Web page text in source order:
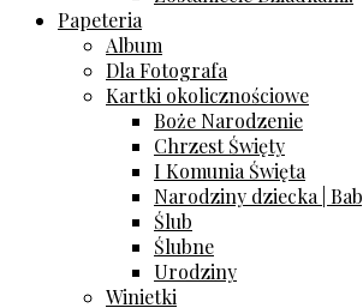
Papeteria
Album
Dla Fotografa
Kartki okolicznościowe
Boże Narodzenie
Chrzest Święty
I Komunia Święta
Narodziny dziecka |
Ślub
Ślubne
Urodziny
Winietki